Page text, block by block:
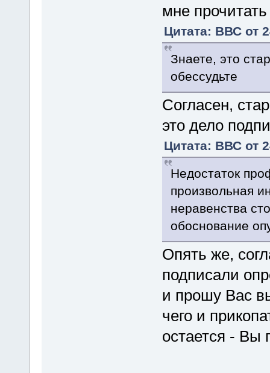
мне
Цитата: ВВС от
Знаете, это
обессудьте
Согласен,
это дело
Цитата: ВВС от
Недостаток
произвольная
неравенства
обоснование
Опять же,
подписали
и прошу Вас
чего и
остается - Вы